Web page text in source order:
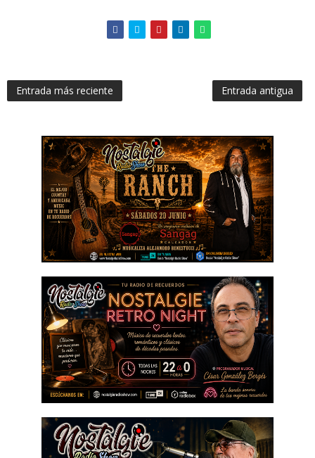
Entrada más reciente Entrada antigua